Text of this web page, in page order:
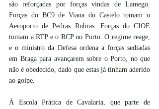
são reforçadas por forças vindas de Lamego.
Forças do BC9 de Viana do Castelo tomam o
Aeroporto de Pedras Rubras. Forças do CIOE
tomam a RTP e o RCP no Porto. O regime reage,
e o ministro da Defesa ordena a forças sediadas
em Braga para avançarem sobre o Porto, no que
não é obedecido, dado que estas já tinham aderido
ao golpe.
À Escola Prática de Cavalaria, que parte de